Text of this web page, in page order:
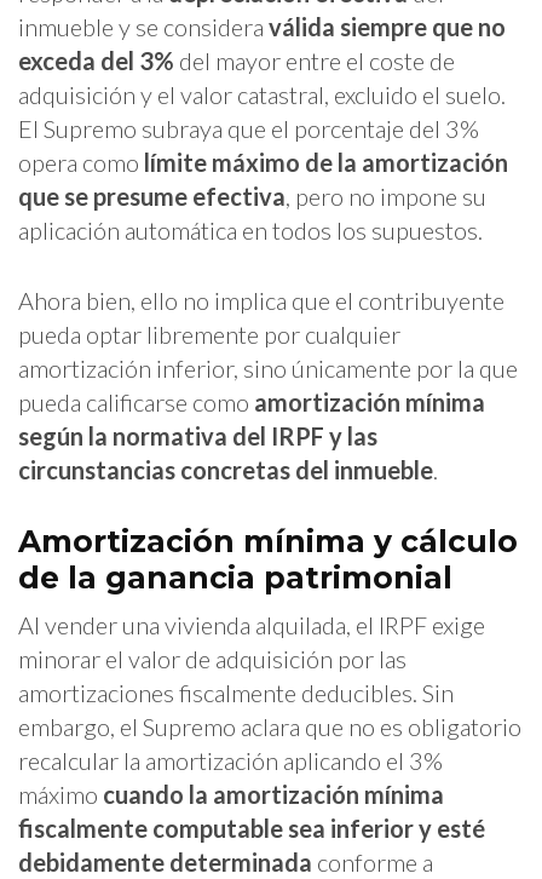
inmueble y se considera válida siempre que no
exceda del 3% del mayor entre el coste de
adquisición y el valor catastral, excluido el suelo.
El Supremo subraya que el porcentaje del 3%
opera como límite máximo de la amortización
que se presume efectiva, pero no impone su
aplicación automática en todos los supuestos.
Ahora bien, ello no implica que el contribuyente
pueda optar libremente por cualquier
amortización inferior, sino únicamente por la que
pueda calificarse como amortización mínima
según la normativa del IRPF y las
circunstancias concretas del inmueble.
Amortización mínima y cálculo
de la ganancia patrimonial
Al vender una vivienda alquilada, el IRPF exige
minorar el valor de adquisición por las
amortizaciones fiscalmente deducibles. Sin
embargo, el Supremo aclara que no es obligatorio
recalcular la amortización aplicando el 3%
máximo cuando la amortización mínima
fiscalmente computable sea inferior y esté
debidamente determinada conforme a